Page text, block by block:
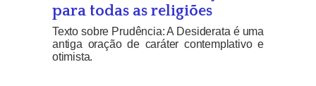
para todas as religiões
Texto sobre Prudência: A Desiderata é uma
antiga oração de caráter contemplativo e
otimista.